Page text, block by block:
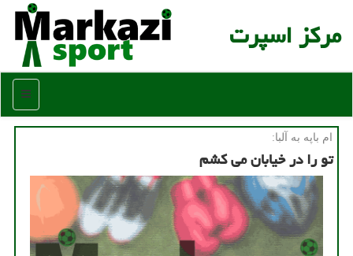
مركز اسپرت
منو
ام باپه به آلبا:
تو را در خیابان می كشم